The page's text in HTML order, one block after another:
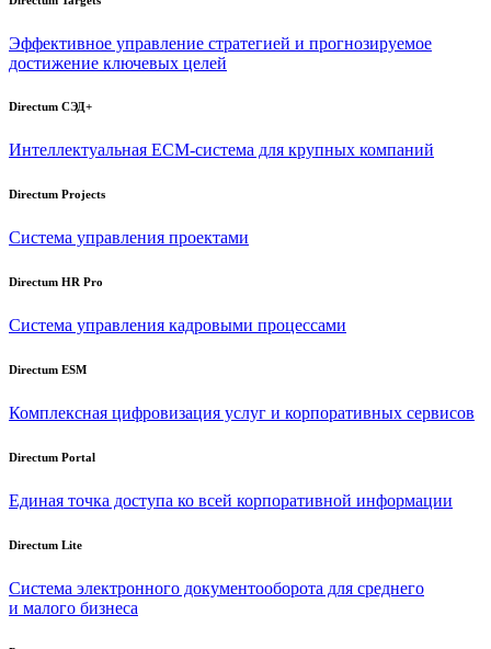
Эффективное управление стратегией и прогнозируемое
достижение ключевых целей
Directum СЭД+
Интеллектуальная ECM-система для крупных компаний
Directum Projects
Система управления проектами
Directum HR Pro
Система управления кадровыми процессами
Directum ESM
Комплексная цифровизация услуг и корпоративных сервисов
Directum Portal
Единая точка доступа ко всей корпоративной информации
Directum Lite
Система электронного документооборота для среднего
и малого бизнеса